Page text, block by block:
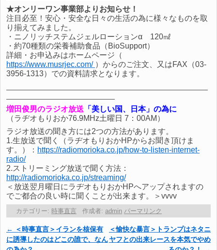
★オンリーワン事業部よりお知らせ！
注目必至！安心・安全な日々の生活の為に様々なものを取
り揃えてみました。
・ニノリッチステムジェルローションα 120㎖
・約70種類の栄養補助食品（BioSupport）
詳細・お申込みはホームページ（
https://www.musrjec.com/ ）からのご注文、又はFAX（03-
3956-1313）での資料請求となります。
増田俊男のラジオ放送 「美しい国、日本」の為に
（ラヂオもりおか76.9MHz土曜日 7：00AM）
ラジオ放送の聞き方には2つの方法があります。
1.生放送で聞く（ラヂオもりおかHPからお聞き頂けま
す。）： https://radiomorioka.co.jp/how-to-listen-internet-
radio/
2.ストリーミング放送で聞く方法：
http://radiomorioka.co.jp/streaming/
＜放送翌月曜日にラヂオもりおかHPへアップされますの
でご都合の良い時に聞くことが出来ます。＞vvvv
カテゴリー: 時事直言 作成者: admin パーマリンク
投稿ナビゲーション
← ＜時事直言＞イランを核保有
に誘導したのはどこの誰で、なん
＜愉快な暴言＞トランプはネタニ
ヤフとの出来レースを本気でやめ